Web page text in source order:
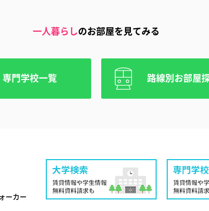
一人暮らしのお部屋を見てみる
専門学校一覧 路線別お部屋
ーカー